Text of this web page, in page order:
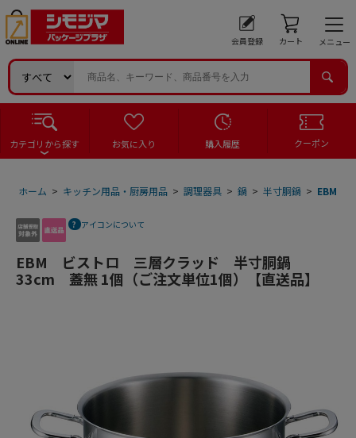
会員登録 カート メニュー
カテゴリから探す お気に入り 購入履歴 クーポン
ホーム > キッチン用品・厨房用品 > 調理器具 > 鍋 > 半寸胴鍋 > EBM
アイコンについて
EBM ビストロ 三層クラッド 半寸胴鍋
33cm 蓋無 1個（ご注文単位1個）【直送品】